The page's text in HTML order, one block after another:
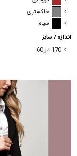
خاکستری
سیاه
اندازه / سایز
170 در 60